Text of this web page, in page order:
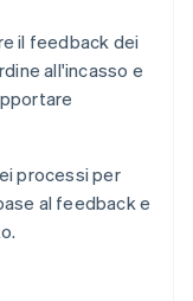
il feedback dei
all'incasso e
processi per
al feedback e